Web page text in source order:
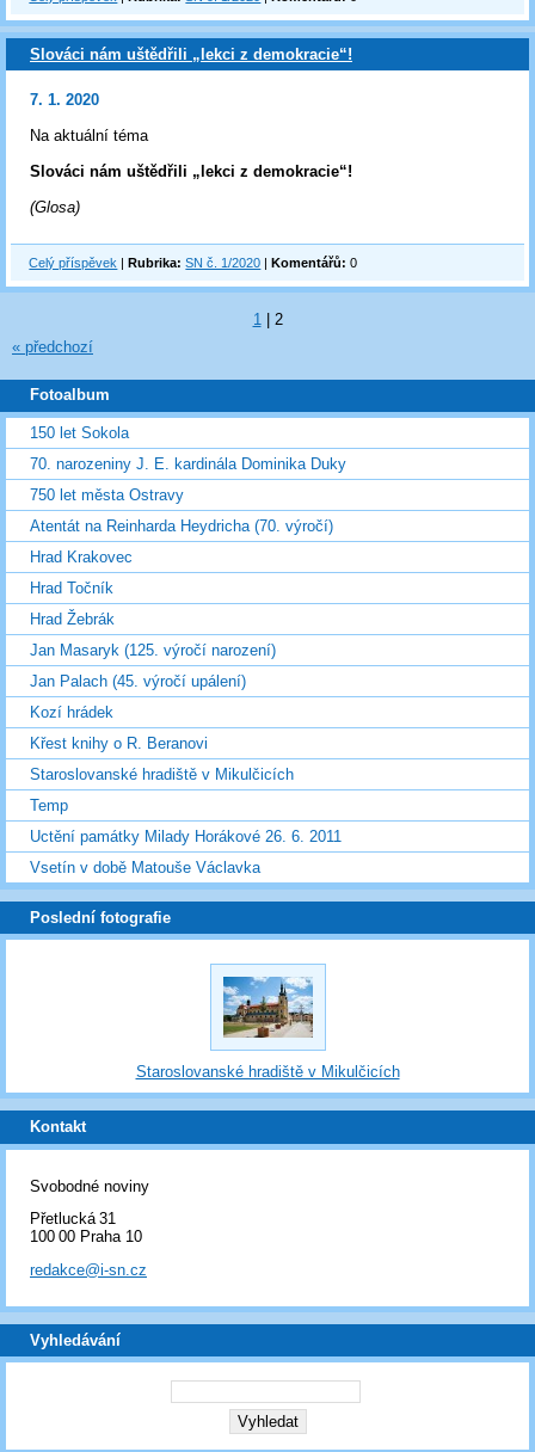
Slováci nám uštědřili „lekci z demokracie“!
7. 1. 2020
Na aktuální téma
Slováci nám uštědřili „lekci z demokracie“!
(Glosa)
Celý příspěvek |Rubrika: SN č. 1/2020 |Komentářů: 0
« předchozí
1 2
Fotoalbum
150 let Sokola
70. narozeniny J. E. kardinála Dominika Duky
750 let města Ostravy
Atentát na Reinharda Heydricha (70. výročí)
Hrad Krakovec
Hrad Točník
Hrad Žebrák
Jan Masaryk (125. výročí narození)
Jan Palach (45. výročí upálení)
Kozí hrádek
Křest knihy o R. Beranovi
Staroslovanské hradiště v Mikulčicích
Temp
Uctění památky Milady Horákové 26. 6. 2011
Vsetín v době Matouše Václavka
Poslední fotografie
Staroslovanské hradiště v Mikulčicích
Kontakt
Svobodné noviny
Přetlucká 31
100 00 Praha 10
redakce@i-sn.cz
Vyhledávání